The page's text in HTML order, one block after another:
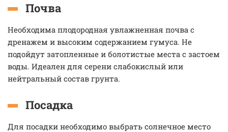
Почва
Необходима плодородная увлажненная почва с
дренажем и высоким содержанием гумуса. Не
подойдут затопленные и болотистые места с застоем
воды. Идеален для серени слабокислый или
нейтральный состав грунта.
Посадка
Для посадки необходимо выбрать солнечное место